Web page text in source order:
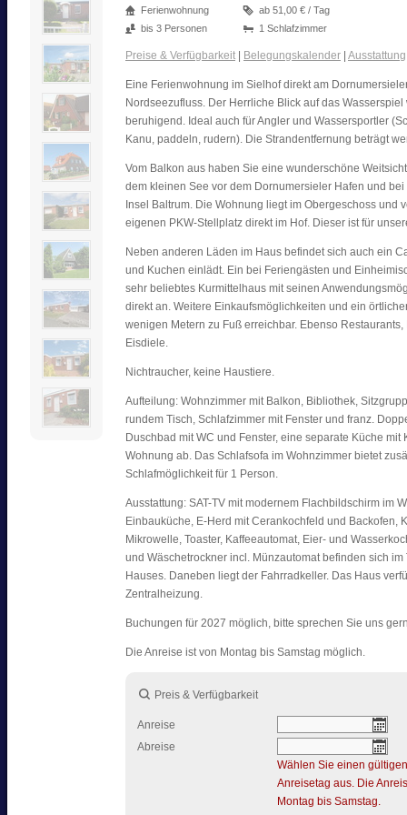
Ferienwohnung
bis 3 Personen
ab 51,00 € / Tag
1 Schlafzimmer
Preise & Verfügbarkeit Belegungskalender Ausstattung
Eine Ferienwohnung im Sielhof direkt am
Nordseezufluss. Der Herrliche Blick auf das Wasserspiel
beruhigend. Ideal auch für Angler und Wassersportler
Kanu, paddeln, rudern). Die Strandentfernung beträgt
Vom Balkon aus haben Sie eine wunderschöne
dem kleinen See vor dem Dornumersieler Hafen und
Insel Baltrum. Die Wohnung liegt im Obergeschoss und
eigenen PKW-Stellplatz direkt im Hof. Dieser ist für
Neben anderen Läden im Haus befindet sich auch ein
und Kuchen einlädt. Ein bei Feriengästen und
sehr beliebtes Kurmittelhaus mit seinen
direkt an. Weitere Einkaufsmöglichkeiten und ein
wenigen Metern zu Fuß erreichbar. Ebenso
Eisdiele.
Nichtraucher, keine Haustiere.
Aufteilung: Wohnzimmer mit Balkon, Bibliothek,
rundem Tisch, Schlafzimmer mit Fenster und franz.
Duschbad mit WC und Fenster, eine separate Küche
Wohnung ab. Das Schlafsofa im Wohnzimmer bietet
Schlafmöglichkeit für 1 Person.
Ausstattung: SAT-TV mit modernem Flachbildschirm im
Einbauküche, E-Herd mit Cerankochfeld und Backofen,
Mikrowelle, Toaster, Kaffeeautomat, Eier- und
und Wäschetrockner incl. Münzautomat befinden sich
Hauses. Daneben liegt der Fahrradkeller. Das Haus
Zentralheizung.
Buchungen für 2027 möglich, bitte sprechen Sie uns
Die Anreise ist von Montag bis Samstag möglich.
Preis & Verfügbarkeit
Anreise
Abreise
Wählen Sie einen
Anreisetag aus. Die
Montag bis Samstag.